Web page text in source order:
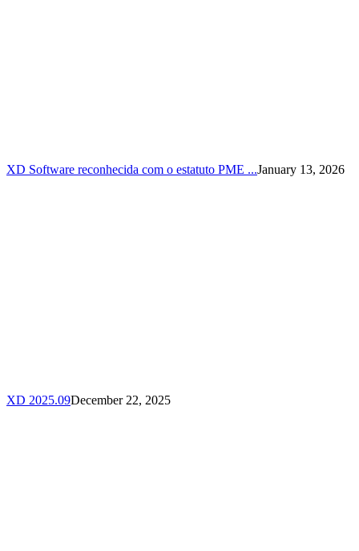
XD Software reconhecida com o estatuto PME ...January 13, 2026
XD 2025.09December 22, 2025